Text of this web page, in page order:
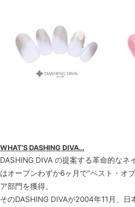
WHAT’S DASHING DIVA…
DASHING DIVA の提案する革命的なネ
はオープンわずか6ヶ月で“ベスト・オ
ア部門を獲得。
そのDASHING DIVAが2004年11月、日